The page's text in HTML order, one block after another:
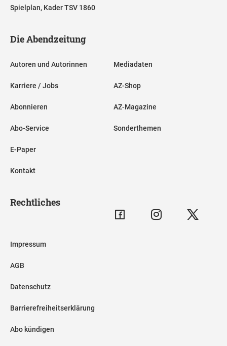
Spielplan, Kader TSV 1860
Die Abendzeitung
Autoren und Autorinnen
Karriere / Jobs
Abonnieren
Abo-Service
E-Paper
Kontakt
Mediadaten
AZ-Shop
AZ-Magazine
Sonderthemen
Rechtliches
Impressum
AGB
Datenschutz
Barrierefreiheitserklärung
Abo kündigen